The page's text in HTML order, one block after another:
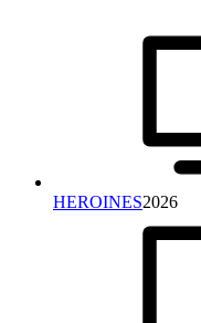
HEROINES2026